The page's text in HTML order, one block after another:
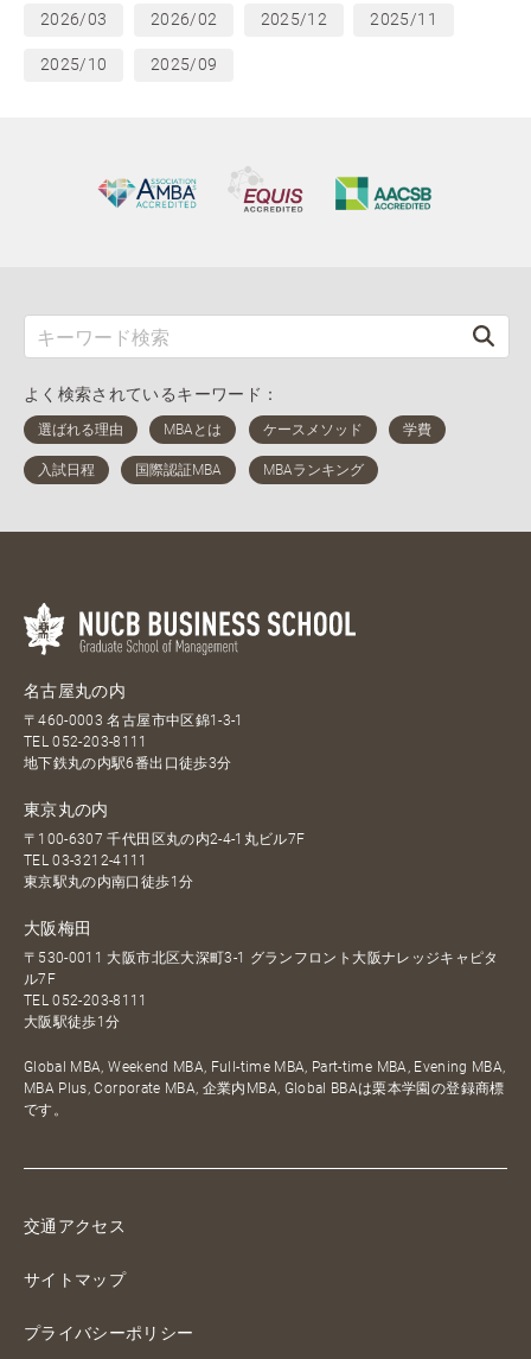
2026/03 2026/02 2025/12 2025/11
2025/10 2025/09
よく検索されているキーワード：
名古屋丸の内
〒460-0003 名古屋市中区錦1-3-1
TEL052-203-8111
地下鉄丸の内駅6番出口徒歩3分
東京丸の内
〒100-6307 千代田区丸の内2-4-1丸ビル7F
TEL03-3212-4111
東京駅丸の内南口徒歩1分
大阪梅田
〒530-0011 大阪市北区大深町3-1 グランフロント大阪ナレッジキャピタ
ル7F
TEL052-203-8111
大阪駅徒歩1分
Global MBA, Weekend MBA, Full-time MBA, Part-time MBA, Evening MBA,
MBA Plus, Corporate MBA, 企業内MBA, Global BBAは栗本学園の登録商標
です。
交通アクセス
サイトマップ
プライバシーポリシー